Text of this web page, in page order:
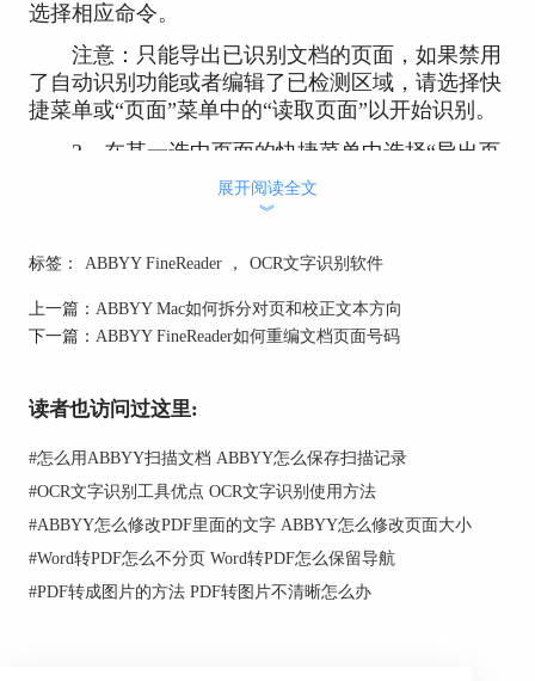
选择相应命令。
注意：只能导出已识别文档的页面，如果禁用
了自动识别功能或者编辑了已检测区域，请选择快
捷菜单或“页面”菜单中的“读取页面”以开始识别。
2、在某一选中页面的快捷菜单中选择“导出页
面”，如果需要可自定义导出参数。
可以将文本片段或表格复制到剪贴板上，然后
1、导入图像，图像包含所需的文本片段或表
2、选择区域，区域包含文本或表格。
文本”选项，将文本或表格复制到剪贴板。
动识别该区域，并将其内容复制到剪贴板（如果您
已选择“复制已识别的文本”选项）。
4、将剪贴板上的文本片段或表格粘贴到所选
展开阅读全文
︾
标签： ABBYY FineReader ， OCR文字识别软件
上一篇： ABBYY Mac如何拆分对页和校正文本方向
下一篇： ABBYY FineReader如何重编文档页面号码
读者也访问过这里:
#怎么用ABBYY扫描文档 ABBYY怎么保存扫描记录
#OCR文字识别工具优点 OCR文字识别使用方法
#ABBYY怎么修改PDF里面的文字 ABBYY怎么修改页面大小
#Word转PDF怎么不分页 Word转PDF怎么保留导航
#PDF转成图片的方法 PDF转图片不清晰怎么办